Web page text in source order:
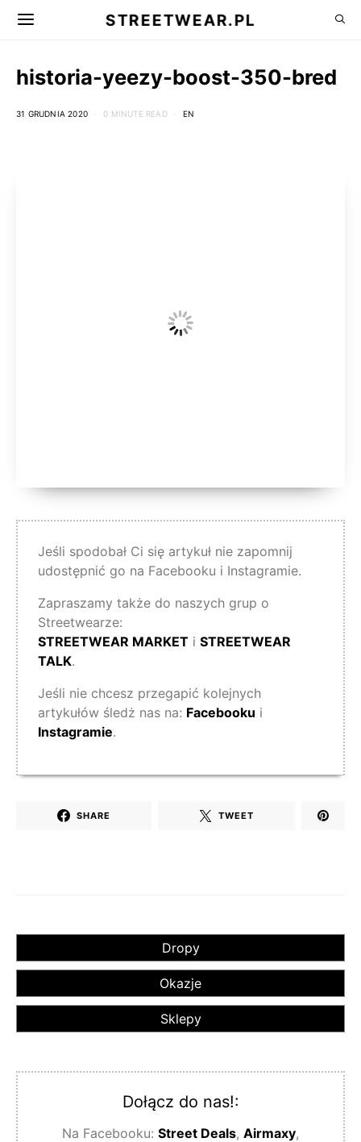
STREETWEAR.PL
historia-yeezy-boost-350-bred
31 GRUDNIA 2020 0 MINUTE READ EN
Jeśli spodobał Ci się artykuł nie zapomnij
udostępnić go na Facebooku i Instagramie.
Zapraszamy także do naszych grup o
Streetwearze:
STREETWEAR MARKET i STREETWEAR
TALK.
Jeśli nie chcesz przegapić kolejnych
artykułów śledż nas na: Facebooku i
Instagramie.
SHARE TWEET
Dropy
Okazje
Sklepy
Dołącz do nas!:
Na Facebooku: Street Deals, Airmaxy,